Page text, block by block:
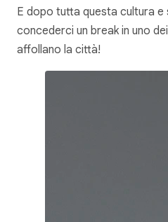
E dopo tutta questa cultura e
concederci un break in uno
affollano la città!